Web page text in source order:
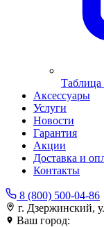
Таблица
Аксессуары
Услуги
Новости
Гарантия
Акции
Доставка и
Контакты
8 (800) 500-04-86
г. Дзержинский,
Ваш город: